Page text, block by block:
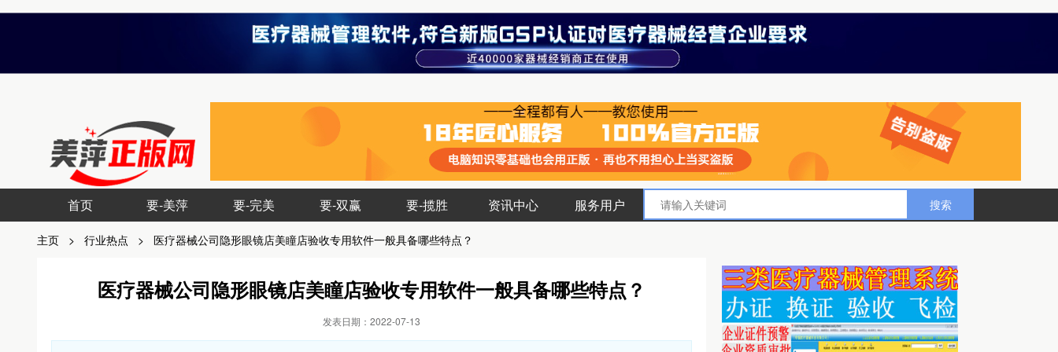
首页 要-美萍 要-完美 要-双赢 要-揽胜 资讯中心 服务用户
主页 > 行业热点 > 医疗器械公司隐形眼镜店美瞳店验收专用软件一般具备哪些特点？
医疗器械公司隐形眼镜店美瞳店验收专用软件一般具备哪些特点？
发表日期：2022-07-13